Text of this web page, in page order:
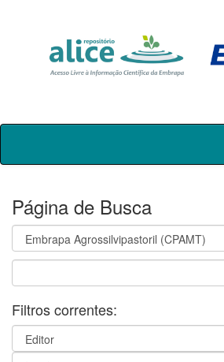
Skip
Página de Busca
Filtros correntes: